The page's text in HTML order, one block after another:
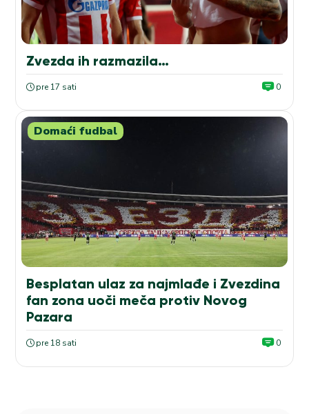
Zvezda ih razmazila…
pre 17 sati 0
Domaći fudbal
Besplatan ulaz za najmlađe i Zvezdina
fan zona uoči meča protiv Novog
Pazara
pre 18 sati 0